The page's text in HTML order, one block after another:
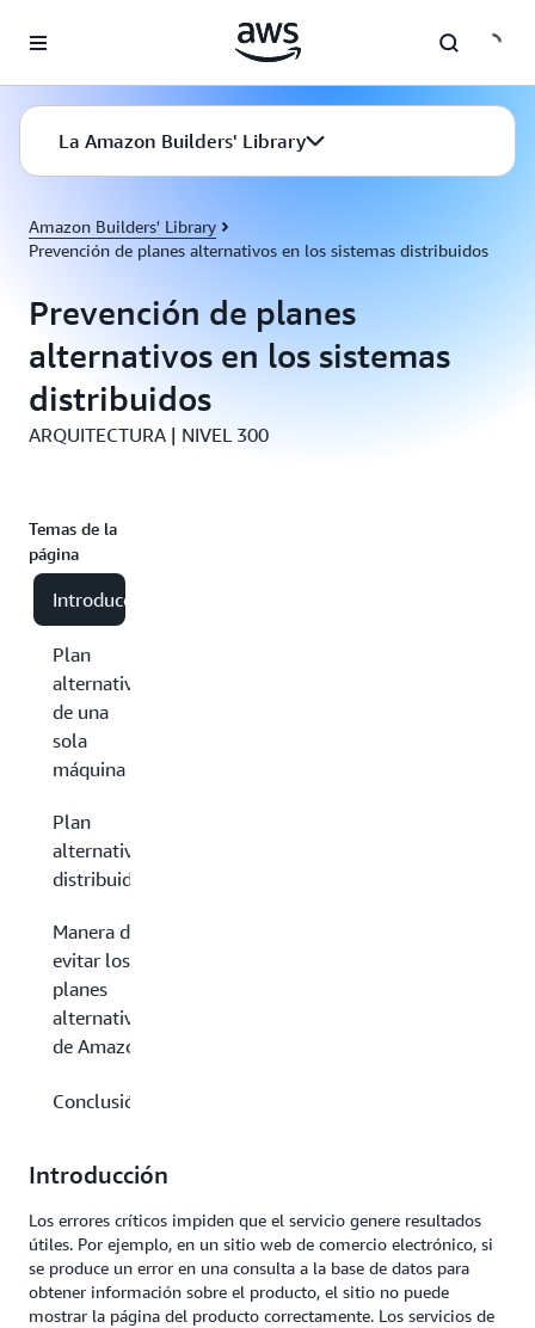
La Amazon Builders' Library
Amazon Builders' Library
Prevención de planes alternativos en los sistemas distribuidos
Prevención de planes
alternativos en los sistemas
distribuidos
ARQUITECTURA | NIVEL 300
Temas de la
página
Introducción
Plan
alternativo
de una
sola
máquina
Plan
alternativo
distribuido
Manera de
evitar los
planes
alternativos
de Amazon
Conclusión
Introducción
Los errores críticos impiden que el servicio genere resultados
útiles. Por ejemplo, en un sitio web de comercio electrónico, si
se produce un error en una consulta a la base de datos para
obtener información sobre el producto, el sitio no puede
mostrar la página del producto correctamente. Los servicios de